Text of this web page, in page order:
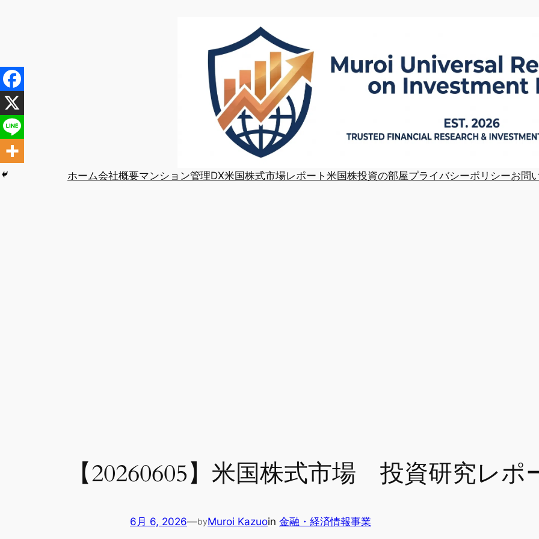
キ
ッ
プ
ホーム会社概要マンション管理DX米国株式市場レポート 米国株投資の部屋プライバシーポリシーお問
【20260605】米国株式市場 投資研究レポ
6月 6, 2026—byMuroi Kazuoin 金融・経済情報事業